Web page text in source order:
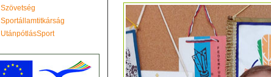
Szövetség
Sportállamtitkárság
UtánpótlásSport